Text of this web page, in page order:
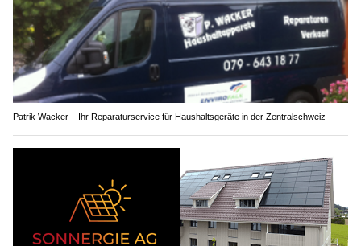
Patrik Wacker – Ihr Reparaturservice für Haushaltsgeräte in der Zentralschweiz